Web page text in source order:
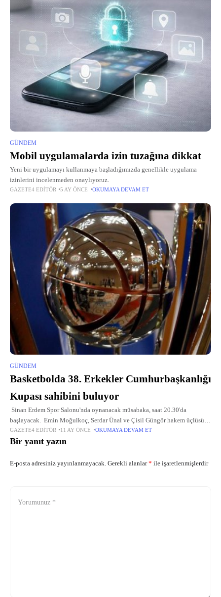
GÜNDEM
Mobil uygulamalarda izin tuzağına dikkat
Yeni bir uygulamayı kullanmaya başladığımızda genellikle uygulama
izinlerini incelenmeden onaylıyoruz.
GAZETE4 EDITÖR 5 AY ÖNCE OKUMAYA DEVAM ET
GÜNDEM
Basketbolda 38. Erkekler Cumhurbaşkanlığı
Kupası sahibini buluyor
Sinan Erdem Spor Salonu'nda oynanacak müsabaka, saat 20.30'da
başlayacak. Emin Moğulkoç, Serdar Ünal ve Çisil Güngör hakem üçlüsü
görev yapacağı mücadele, beIN Sports 5'ten canlı yayınlanacak. İki
GAZETE4 EDITÖR 11 AY ÖNCE OKUMAYA DEVAM ET
Bir yanıt yazın
E-posta adresiniz yayınlanmayacak. Gerekli alanlar* ile işaretlenmişlerdir